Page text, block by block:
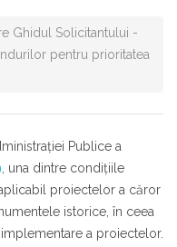
Ghidul Solicitantului -
pentru prioritatea
Publice a
, una dintre condițiile
proiectelor a căror
istorice, în ceea
a proiectelor.